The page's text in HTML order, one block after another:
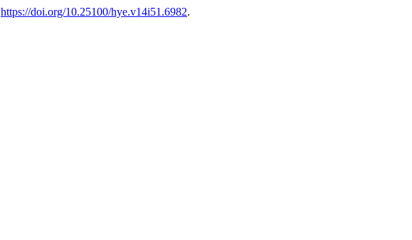
https://doi.org/10.25100/hye.v14i51.6982.